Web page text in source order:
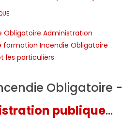
Obligatoire -
publique...